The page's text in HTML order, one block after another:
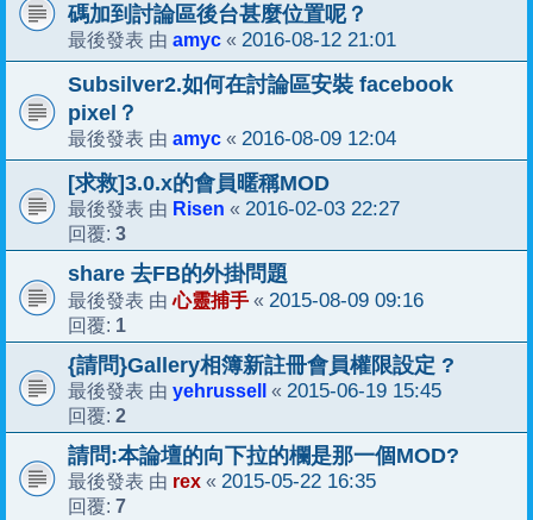
碼加到討論區後台甚麼位置呢？
最後發表 由 amyc « 2016-08-12 21:01
Subsilver2.如何在討論區安裝 facebook
pixel？
最後發表 由 amyc « 2016-08-09 12:04
[求救]3.0.x的會員暱稱MOD
最後發表 由 Risen « 2016-02-03 22:27
回覆: 3
share 去FB的外掛問題
最後發表 由心靈捕手 « 2015-08-09 09:16
回覆: 1
{請問}Gallery相簿新註冊會員權限設定 ?
最後發表 由 yehrussell « 2015-06-19 15:45
回覆: 2
請問:本論壇的向下拉的欄是那一個MOD?
最後發表 由 rex « 2015-05-22 16:35
回覆: 7